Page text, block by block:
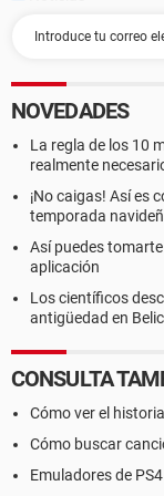
Velocidad 40 ns
Modo de operación
Tamaño máximo
Tamaño instalado
Tipo de SRAM
Tipo de SRAM
Corrección de
Identificación del
[ Módulos de
Propiedades del
Identificación del
Tipo DIMM, SDRAM
Tamaño instalado
Tamaño activado
[ Módulos de
Propiedades del
NOVEDADES
La regla de los 10
realmente
¡No caigas! Así es
temporada
Así puedes
aplicación
Los científicos
antigüedad en
CONSULTA
Cómo ver el
Cómo buscar
Emuladores de